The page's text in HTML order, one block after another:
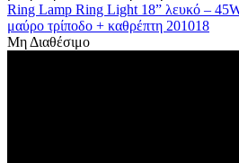
Ring Lamp Ring Light 18” λευκό –
μαύρο τρίποδο + καθρέπτη 201018
Μη Διαθέσιμο